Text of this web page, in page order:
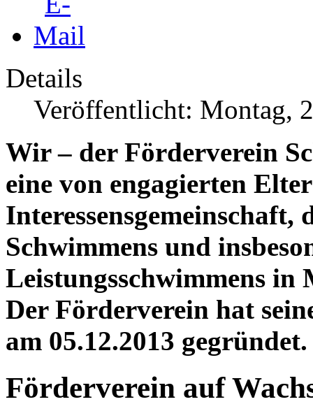
Details
Veröffentlicht: Montag,
Wir – der Förderverein
eine von engagierten
Interessensgemeinschaft,
Schwimmens und
Leistungsschwimmens in
Der Förderverein hat
am 05.12.2013 gegründet.
Förderverein auf